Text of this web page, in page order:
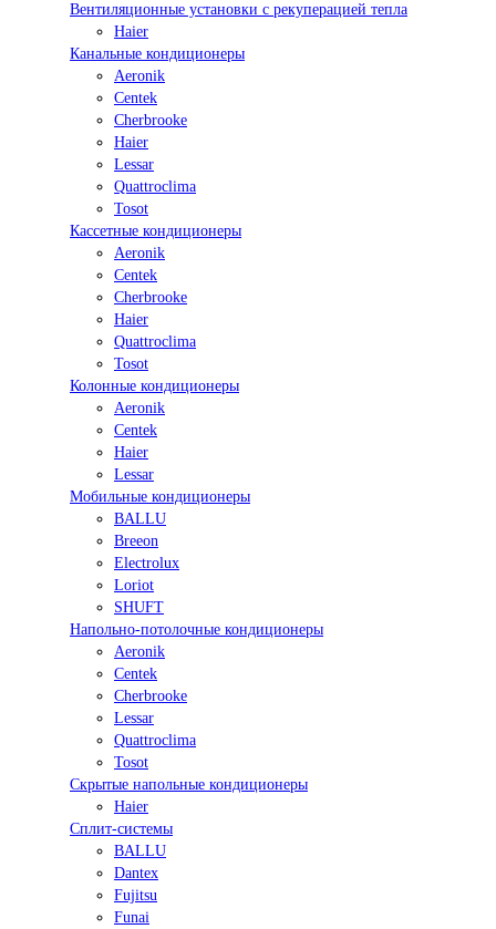
Вентиляционные установки с рекуперацией тепла
Haier
Канальные кондиционеры
Aeronik
Centek
Cherbrooke
Haier
Lessar
Quattroclima
Tosot
Кассетные кондиционеры
Aeronik
Centek
Cherbrooke
Haier
Quattroclima
Tosot
Колонные кондиционеры
Aeronik
Centek
Haier
Lessar
Мобильные кондиционеры
BALLU
Breeon
Electrolux
Loriot
SHUFT
Напольно-потолочные кондиционеры
Aeronik
Centek
Cherbrooke
Lessar
Quattroclima
Tosot
Скрытые напольные кондиционеры
Haier
Сплит-системы
BALLU
Dantex
Fujitsu
Funai